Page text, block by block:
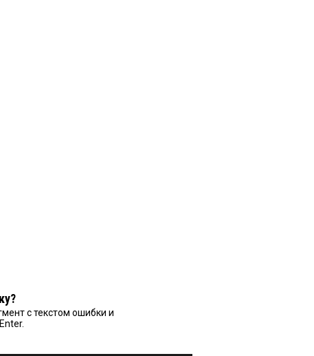
с текстом ошибки и